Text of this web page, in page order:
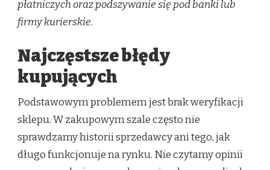
płatniczych oraz podszywanie się pod banki lub
firmy kurierskie.
Najczęstsze błędy
kupujących
Podstawowym problemem jest brak weryfikacji
sklepu. W zakupowym szale często nie
sprawdzamy historii sprzedawcy ani tego, jak
długo funkcjonuje na rynku. Nie czytamy opinii